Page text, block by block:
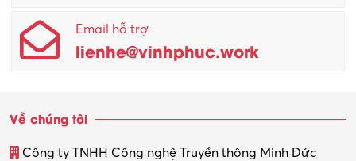
Quản lý sản xuất
Quản trị kinh doanh
Thiết kế
Email hỗ trợ
lienhe@vinhphuc.work
Về chúng tôi
Công ty TNHH Công nghệ Truyền thông Minh Đức